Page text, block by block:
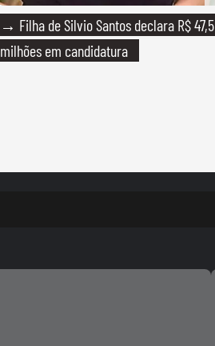
→ Filha de Silvio Santos declara R$ 47,5
milhões em candidatura